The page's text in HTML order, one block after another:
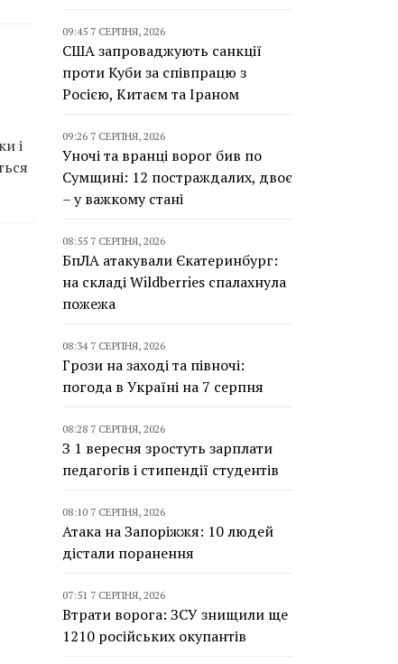
і
09:45 7 СЕРПНЯ, 2026
США запроваджують санкції
проти Куби за співпрацю з
Росією, Китаєм та Іраном
09:26 7 СЕРПНЯ, 2026
Уночі та вранці ворог бив по
Сумщині: 12 постраждалих, двоє
– у важкому стані
08:55 7 СЕРПНЯ, 2026
БпЛА атакували Єкатеринбург:
на складі Wildberries спалахнула
пожежа
08:34 7 СЕРПНЯ, 2026
Грози на заході та півночі:
погода в Україні на 7 серпня
08:28 7 СЕРПНЯ, 2026
З 1 вересня зростуть зарплати
педагогів і стипендії студентів
08:10 7 СЕРПНЯ, 2026
Атака на Запоріжжя: 10 людей
дістали поранення
07:51 7 СЕРПНЯ, 2026
Втрати ворога: ЗСУ знищили ще
1210 російських окупантів